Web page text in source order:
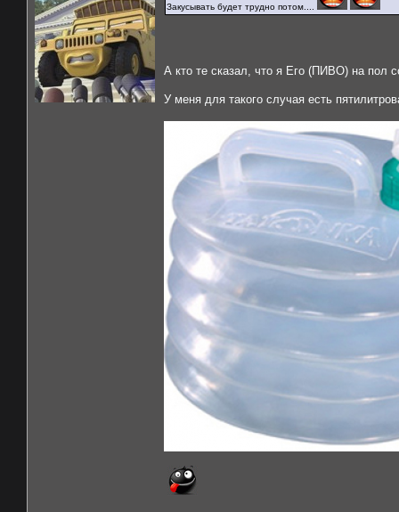
Закусывать будет трудно потом....
А кто те сказал, что я Его (ПИВО) на пол
У меня для такого случая есть